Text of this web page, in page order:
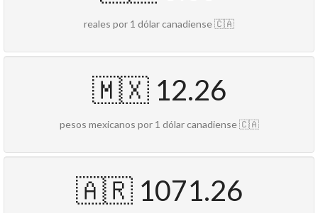
reales por 1 dólar canadiense 🇨🇦
🇲🇽 12.26
pesos mexicanos por 1 dólar canadiense 🇨🇦
🇦🇷 1071.26